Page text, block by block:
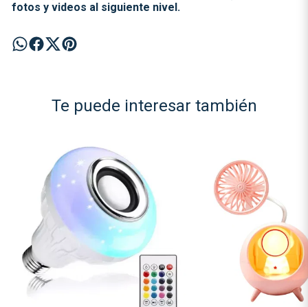
fotos y videos al siguiente nivel.
Te puede interesar también